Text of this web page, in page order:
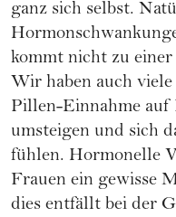
ganz sich selbst.
kommt nicht zu
Wir haben auch
Pillen-Einnahme auf
umsteigen und sich
fühlen. Hormonelle
Frauen ein gewisse
dies entfällt bei der